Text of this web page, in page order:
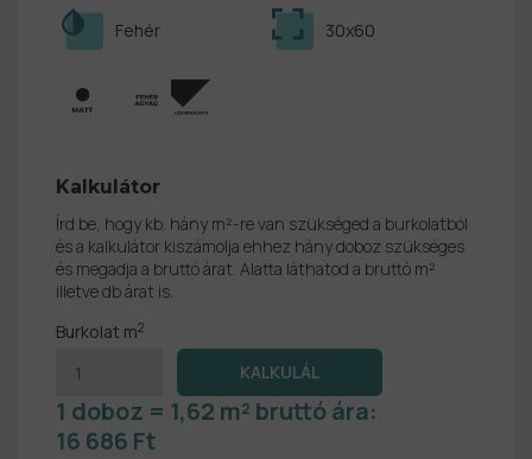
30x60
Fehér
Kalkulátor
Írd be, hogy kb. hány m²-re van szükséged a burkolatból
és a kalkulátor kiszámolja ehhez hány doboz szükséges
és megadja a bruttó árat. Alatta láthatod a bruttó m²
illetve db árat is.
Burkolat m2
1 doboz = 1,62 m² bruttó ára:
16 686 Ft